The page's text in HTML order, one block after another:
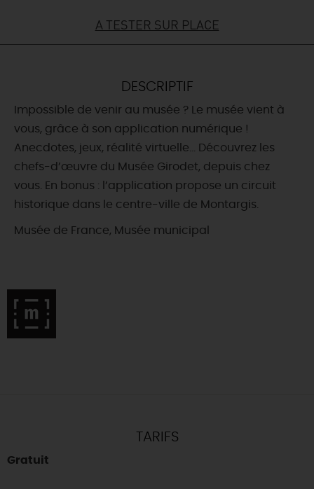
DEMAIN
CE WEEK-END
CETTE SEMAINE
TOUT L'AGENDA
A TESTER SUR PLACE
DESCRIPTIF
Impossible de venir au musée ? Le musée vient à
vous, grâce à son application numérique !
Anecdotes, jeux, réalité virtuelle… Découvrez les
chefs-d’œuvre du Musée Girodet, depuis chez
vous. En bonus : l’application propose un circuit
historique dans le centre-ville de Montargis.
Musée de France, Musée municipal
TARIFS
Gratuit